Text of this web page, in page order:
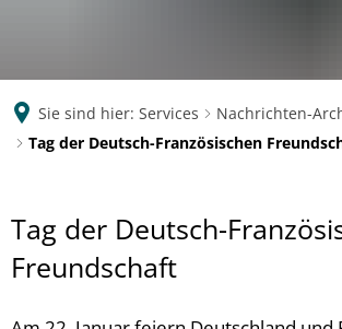
Sie sind hier: Services Nachrichten-
Tag der Deutsch-Französischen
Tag der Deutsch-
Freundschaft